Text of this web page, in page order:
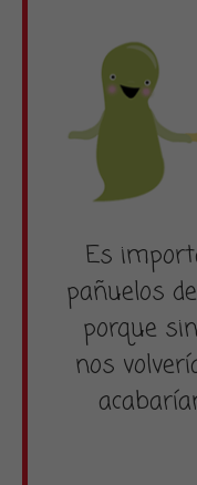
Es
pañuelos
porque
nos